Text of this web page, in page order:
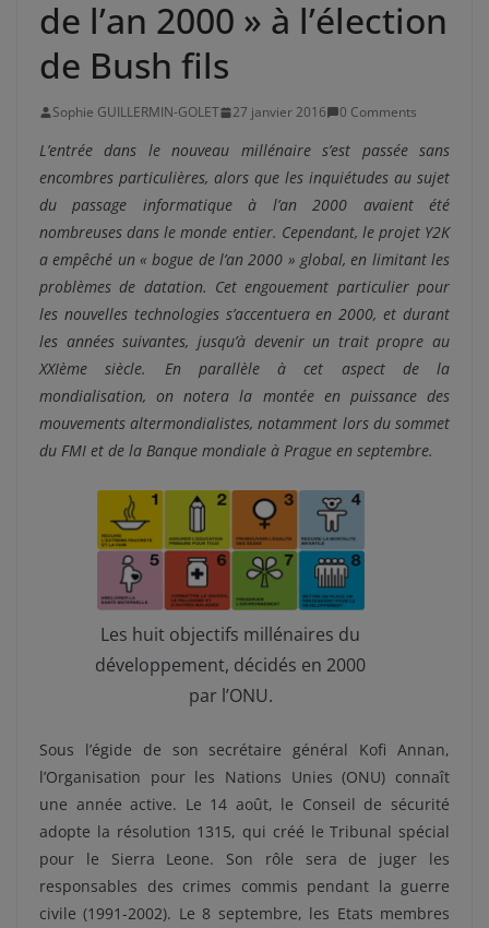
de l’an 2000 » à l’élection
de Bush fils
Sophie GUILLERMIN-GOLET 27 janvier 2016 0 Comments
L’entrée dans le nouveau millénaire s’est passée sans
encombres particulières, alors que les inquiétudes au sujet
du passage informatique à l’an 2000 avaient été
nombreuses dans le monde entier. Cependant, le projet Y2K
a empêché un « bogue de l’an 2000 » global, en limitant les
problèmes de datation. Cet engouement particulier pour
les nouvelles technologies s’accentuera en 2000, et durant
les années suivantes, jusqu’à devenir un trait propre au
XXIème siècle. En parallèle à cet aspect de la
mondialisation, on notera la montée en puissance des
mouvements altermondialistes, notamment lors du sommet
du FMI et de la Banque mondiale à Prague en septembre.
Les huit objectifs millénaires du
développement, décidés en 2000
par l’ONU.
Sous l’égide de son secrétaire général Kofi Annan,
l’Organisation pour les Nations Unies (ONU) connaît
une année active. Le 14 août, le Conseil de sécurité
adopte la résolution 1315, qui créé le Tribunal spécial
pour le Sierra Leone. Son rôle sera de juger les
responsables des crimes commis pendant la guerre
civile (1991-2002). Le 8 septembre, les Etats membres